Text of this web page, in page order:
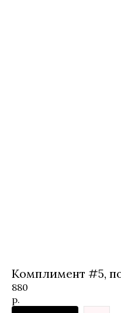
Комплимент #5,
880
р.